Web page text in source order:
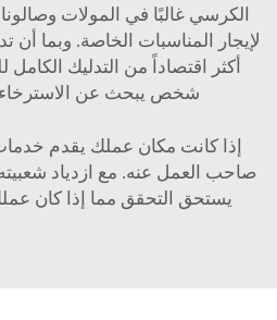
الكرسي غالبًا في المولات
لإيجار المناسبات الخاصة. وبما
أكثر اقتصاداً من التدليك
شخص يبحث عن الاسترخاء
إذا كانت مكان عملك يقدم
صاحب العمل عنه. مع ازدياد
يستحق التحقق مما إذا كان